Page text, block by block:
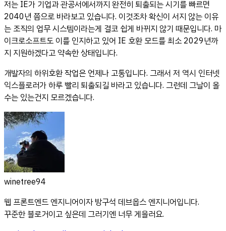
저는 IE가 기업과 관공서에서까지 완전히 퇴출되는 시기를 빠르면
2040년 쯤으로 바라보고 있습니다. 이것조차 확신이 서지 않는 이유
는 조직의 업무 시스템이라는게 결코 쉽게 바뀌지 않기 때문입니다. 마
이크로소프트도 이를 인지하고 있어 IE 호환 모드를 최소 2029년까
지 지원하겠다고 약속한 상태입니다.
개발자의 하위호환 작업은 언제나 고통입니다. 그래서 저 역시 인터넷
익스플로러가 하루 빨리 퇴출되길 바라고 있습니다. 그런데 그날이 올
수는 있는건지 모르겠습니다.
winetree94
웹 프론트엔드 엔지니어이자 방구석 데브옵스 엔지니어입니다.
꾸준한 블로거이고 싶은데 그러기엔 너무 게을러요.